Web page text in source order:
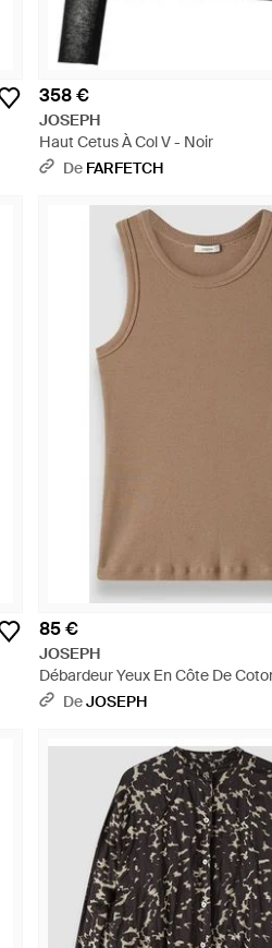
358 €
JOSEPH
Haut Cetus À Col V - Noir
De FARFETCH
85 €
JOSEPH
Débardeur Yeux En Côte De
DeJOSEPH